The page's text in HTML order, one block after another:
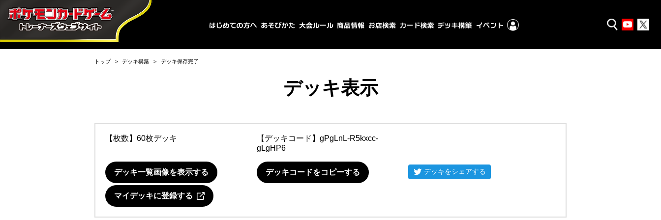
トップ デッキ構築 デッキ保存完了
デッキ表示
【枚数】60枚デッキ 【デッキコード】 gPgLnL-R5kxcc-
gLgHP6
デッキ一覧画像を表示する デッキコードをコピーする デッキをシェアする
マイデッキに登録する